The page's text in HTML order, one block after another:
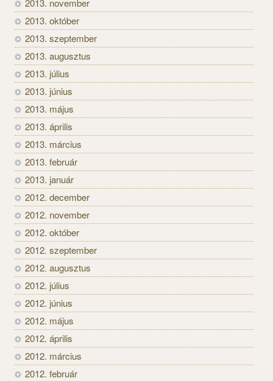
2013. november
2013. október
2013. szeptember
2013. augusztus
2013. július
2013. június
2013. május
2013. április
2013. március
2013. február
2013. január
2012. december
2012. november
2012. október
2012. szeptember
2012. augusztus
2012. július
2012. június
2012. május
2012. április
2012. március
2012. február